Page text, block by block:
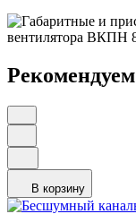
В корзину